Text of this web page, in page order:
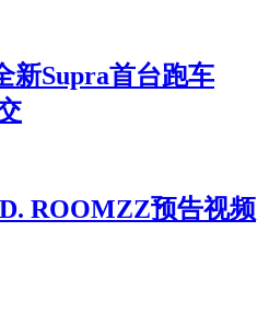
新Supra首台跑车
ROOMZZ预告视频